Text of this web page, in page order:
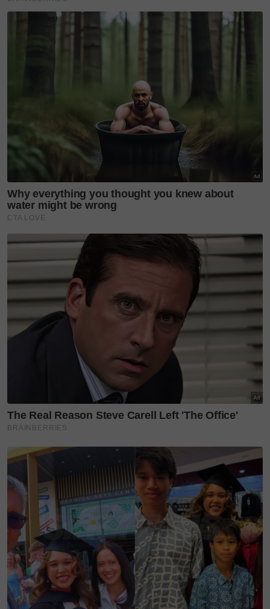
bukan sekadar trend pakaian, tetapi satu
penghargaan mendalam terhadap kualiti
untuk info terkini dan bermanfaat!
Jangan lupa follow kami diFacebook,Instagram
TikTok. Join grupTelegram kami
untuk info dan kisah penuh inspirasi
Jangan lupa dapatkan promosi istimewaMAKANAN
KUCING TOMKRAFyang kini sudah berada di 37
cawangan KK Super Mart terpilih di Shah Alam atau beli
secara online di platform
TENGKU ZATASHAH
KAPTEN BATIK
Teruskan membaca
Tricia Lew cipta pesona di
KLFW 2026, koleksi Paradox
tonjol...
Mewah & kontemporari,
Runway Batik 2026 angkat
keindahan...